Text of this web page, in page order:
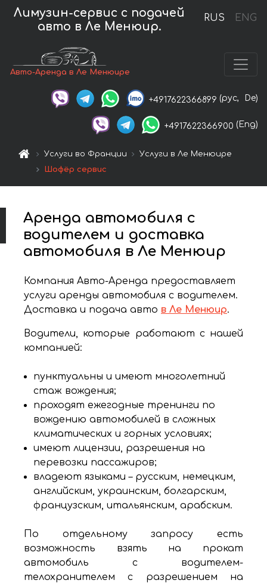
RUS ENG
Лимузин-сервис с подачей
авто в Ле Менюир.
Авто-Аренда в Ле Менюире
+4917622366899 (рус, De)
+4917622366900 (Eng)
Услуги во Франции
Услуги в Ле Менюире
Шофёр сервис
Аренда автомобиля с
водителем и доставка
автомобиля в Ле Менюир
Компания Авто-Аренда предоставляет
услуги аренды автомобиля с водителем.
Доставка и подача авто в Ле Менюир.
Водители, которые работают с нашей
компанией:
пунктуальны и имеют многолетний
стаж вождения;
проходят ежегодные тренинги по
вождению автомобилей в сложных
климатических и горных условиях;
имеют лицензии, разрешения на
перевозки пассажиров;
владеют языками – русским, немецким,
английским, украинским, болгарским,
французским, итальянским, арабским.
По отдельному запросу есть
возможность взять на прокат
автомобиль с водителем-
телохранителем с разрешением на